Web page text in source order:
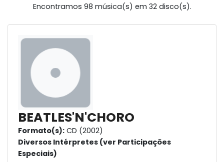
Encontramos 98 música(s) em 32 disco(s).
BEATLES'N'CHORO
Formato(s): CD (2002)
Diversos Intérpretes (ver Participações
Especiais)